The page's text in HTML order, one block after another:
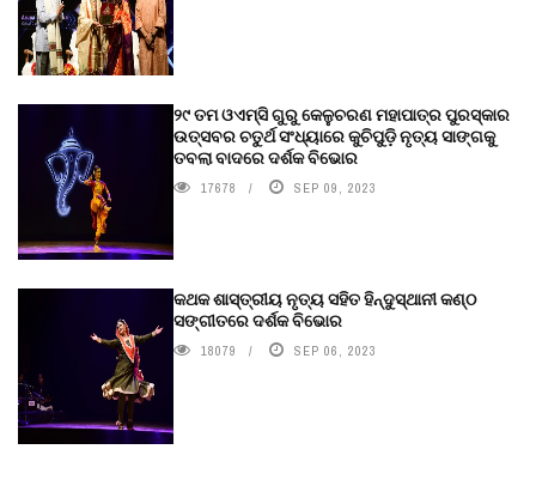
୨୯ ତମ ଓଏମ୍‌ସି ଗୁରୁ କେଳୁଚରଣ ମହାପାତ୍ର ପୁରସ୍କାର
ଉତ୍ସବର ଚତୁର୍ଥ ସଂଧ୍ୟାରେ କୁଚିପୁଡ଼ି ନୃତ୍ୟ ସାଙ୍ଗକୁ
ତବଲା ବାଦରେ ଦର୍ଶକ ବିଭୋର
17678 SEP 09, 2023
କଥକ ଶାସ୍ତ୍ରୀୟ ନୃତ୍ୟ ସହିତ ହିନ୍ଦୁସ୍ଥାନୀ କଣ୍ଠ
ସଙ୍ଗୀତରେ ଦର୍ଶକ ବିଭୋର
18079 SEP 06, 2023